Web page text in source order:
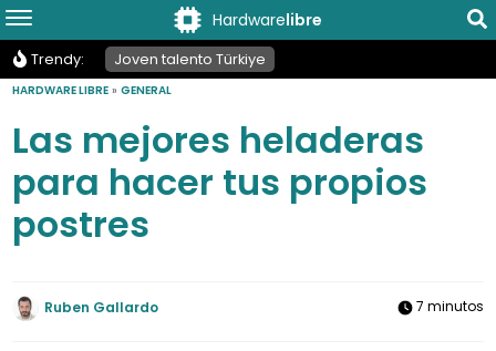
Hardwarelibre
Trendy: Joven talento Türkiye
HARDWARE LIBRE »GENERAL
Las mejores heladeras
para hacer tus propios
postres
Ruben Gallardo 7 minutos